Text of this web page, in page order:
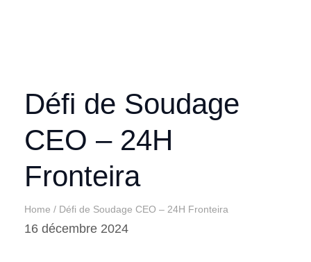
Défi de Soudage
CEO – 24H
Fronteira
Home / Défi de Soudage CEO – 24H Fronteira
16 décembre 2024